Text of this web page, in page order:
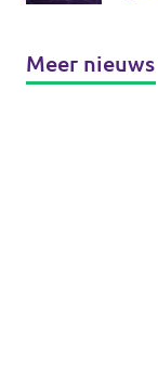
Meer nieuws